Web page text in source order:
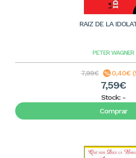
RAIZ DE LA
PETER WAGNER
7,99€ 0,40€
7,59€
Stock: -
Comprar